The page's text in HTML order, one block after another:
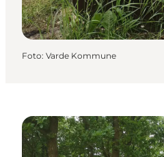
Foto: Varde Kommune